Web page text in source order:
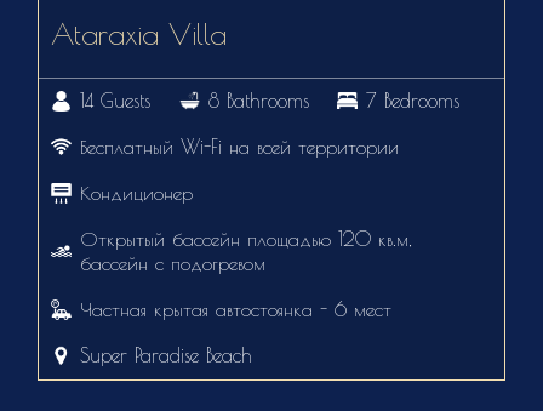
Ataraxia Villa
14 Guests 8 Bathrooms 7 Bedrooms
Бесплатный Wi-Fi на всей территории
Кондиционер
Открытый бассейн площадью 120 кв.м,
бассейн с подогревом
Частная крытая автостоянка - 6 мест
Super Paradise Beach